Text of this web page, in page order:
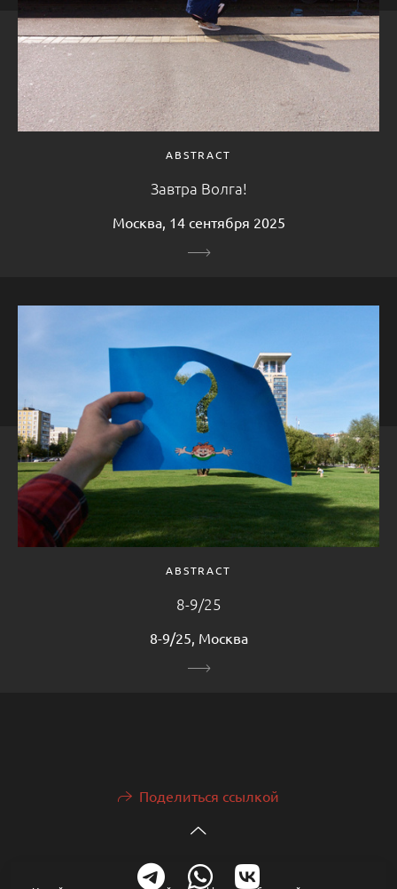
ABSTRACT
Завтра Волга!
Москва, 14 сентября 2025
ABSTRACT
8-9/25
8-9/25, Москва
Поделиться ссылкой